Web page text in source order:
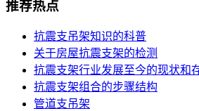
推荐热点
抗震支吊架知识的科普
关于房屋抗震支架的检测
抗震支架行业发展至今的现状和
抗震支架组合的步骤结构
管道支吊架